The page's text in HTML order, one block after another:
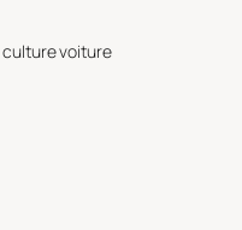
culture voiture